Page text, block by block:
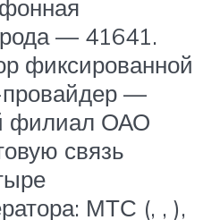
— 41641.
фиксированной
провайдер —
филиал ОАО
связь
МТС (, , ),